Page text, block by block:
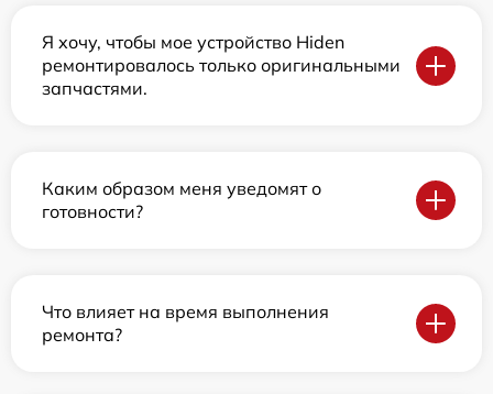
Я хочу, чтобы мое устройство Hiden
ремонтировалось только оригинальными
запчастями.
Каким образом меня уведомят о
готовности?
Что влияет на время выполнения
ремонта?